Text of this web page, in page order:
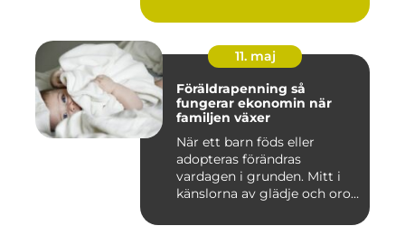
11. maj
Föräldrapenning så
fungerar ekonomin när
familjen växer
När ett barn föds eller
adopteras förändras
vardagen i grunden. Mitt i
känslorna av glädje och oro